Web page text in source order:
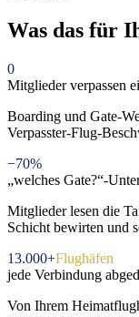
Was das für
0
Mitglieder verpassen
Boarding und Gate-
Verpasster-Flug-
−70%
„welches Gate?“-
Mitglieder lesen die
Schicht bewirten und
13.000+Flughäfen
jede Verbindung
Von Ihrem